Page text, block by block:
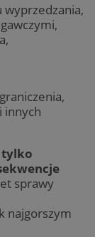
wyprzedzania,
innych
tylko
sprawy
najgorszym